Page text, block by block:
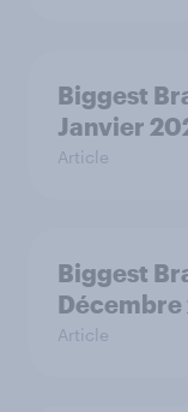
Biggest
Janvier
Article
Biggest
Décembre
Article